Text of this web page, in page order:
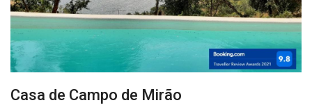
Casa de Campo de Mirão